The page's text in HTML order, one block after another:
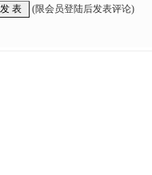
(限会员登陆后发表评论)